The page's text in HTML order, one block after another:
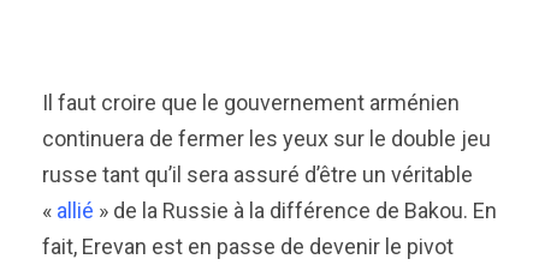
Il faut croire que le gouvernement arménien
continuera de fermer les yeux sur le double jeu
russe tant qu’il sera assuré d’être un véritable
« allié » de la Russie à la différence de Bakou. En
fait, Erevan est en passe de devenir le pivot